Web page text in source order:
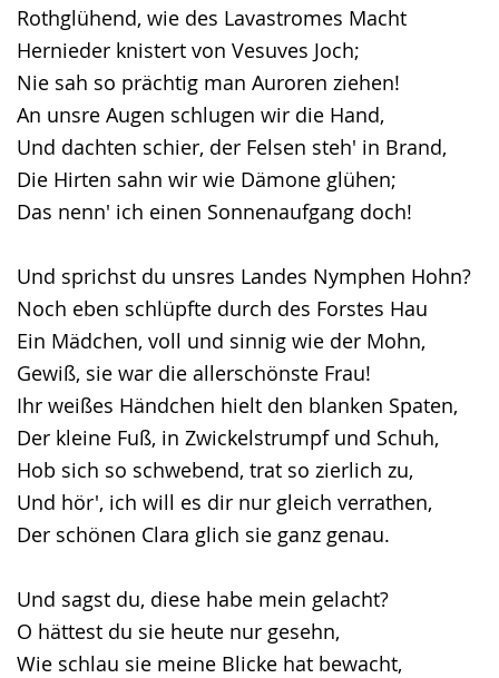
Rothglühend, wie des Lavastromes Macht
Hernieder knistert von Vesuves Joch;
Nie sah so prächtig man Auroren ziehen!
An unsre Augen schlugen wir die Hand,
Und dachten schier, der Felsen steh' in Brand,
Die Hirten sahn wir wie Dämone glühen;
Das nenn' ich einen Sonnenaufgang doch!
Und sprichst du unsres Landes Nymphen Hohn?
Noch eben schlüpfte durch des Forstes Hau
Ein Mädchen, voll und sinnig wie der Mohn,
Gewiß, sie war die allerschönste Frau!
Ihr weißes Händchen hielt den blanken Spaten,
Der kleine Fuß, in Zwickelstrumpf und Schuh,
Hob sich so schwebend, trat so zierlich zu,
Und hör', ich will es dir nur gleich verrathen,
Der schönen Clara glich sie ganz genau.
Und sagst du, diese habe mein gelacht?
O hättest du sie heute nur gesehn,
Wie schlau sie meine Blicke hat bewacht,